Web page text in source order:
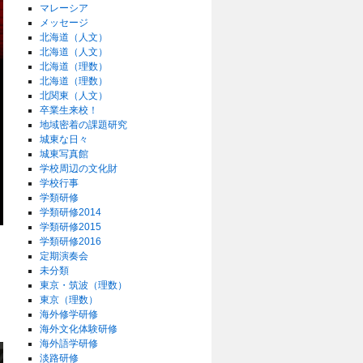
マレーシア
メッセージ
北海道（人文）
北海道（人文）
北海道（理数）
北海道（理数）
北関東（人文）
卒業生来校！
地域密着の課題研究
城東な日々
城東写真館
学校周辺の文化財
学校行事
学類研修
学類研修2014
学類研修2015
学類研修2016
定期演奏会
未分類
東京・筑波（理数）
東京（理数）
海外修学研修
海外文化体験研修
海外語学研修
淡路研修